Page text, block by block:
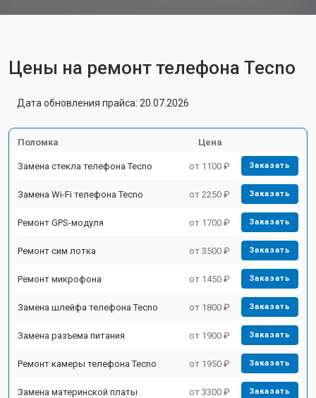
Цены на ремонт телефона Tecno
Дата обновления прайса: 20.07.2026
Поломка Цена
Замена стекла телефона Tecno от 1100 ₽ Заказать
Замена Wi-Fi телефона Tecno от 2250 ₽ Заказать
Ремонт GPS-модуля от 1700 ₽ Заказать
Ремонт сим лотка от 3500 ₽ Заказать
Ремонт микрофона от 1450 ₽ Заказать
Замена шлейфа телефона Tecno от 1800 ₽ Заказать
Замена разъема питания от 1900 ₽ Заказать
Ремонт камеры телефона Tecno от 1950 ₽ Заказать
Замена материнской платы от 3300 ₽ Заказать